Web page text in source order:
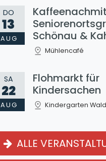
DO
13
AUG
Schönau &
Mühlencafé
SA
22
AUG
Flohmarkt für
Kindersachen
Kindergarten
ALLE